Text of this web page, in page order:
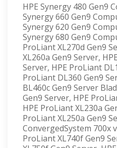
HPE Synergy 480 Gen9
Synergy 660 Gen9
Synergy 620 Gen9
Synergy 680 Gen9
ProLiant XL270d Gen9
XL260a Gen9 Server,
Server, HPE ProLiant
ProLiant DL360 Gen9
BL460c Gen9 Server
Gen9 Server, HPE
HPE ProLiant XL230a
ProLiant XL250a Gen9
ConvergedSystem 700x
ProLiant XL740f Gen9